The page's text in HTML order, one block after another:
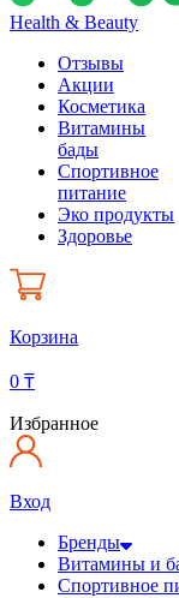
Health & Beauty
Отзывы
Акции
Косметика
Витамины
бады
Спортивное
питание
Эко продукты
Здоровье
Корзина
0 ₸
Избранное
Вход
Бренды
Витамины и
Спортивное